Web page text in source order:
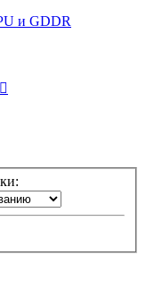
и GDDR